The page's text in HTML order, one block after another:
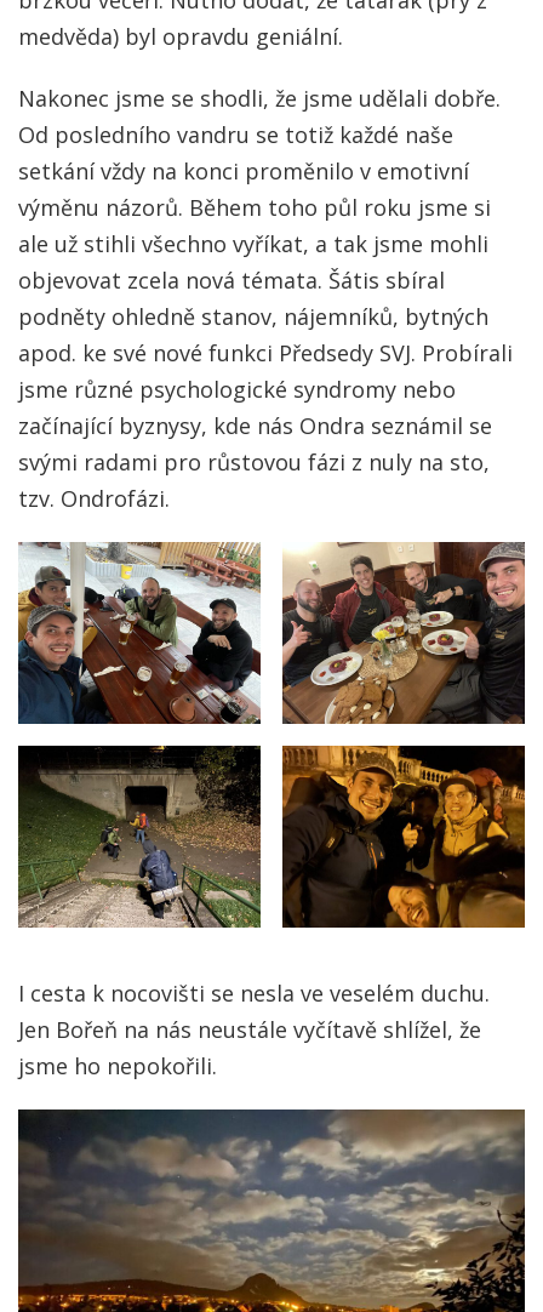
medvěda) byl opravdu geniální.
Nakonec jsme se shodli, že jsme udělali dobře.
Od posledního vandru se totiž každé naše
setkání vždy na konci proměnilo v emotivní
výměnu názorů. Během toho půl roku jsme si
ale už stihli všechno vyříkat, a tak jsme mohli
objevovat zcela nová témata. Šátis sbíral
podněty ohledně stanov, nájemníků, bytných
apod. ke své nové funkci Předsedy SVJ. Probírali
jsme různé psychologické syndromy nebo
začínající byznysy, kde nás Ondra seznámil se
svými radami pro růstovou fázi z nuly na sto,
tzv. Ondrofázi.
I cesta k nocovišti se nesla ve veselém duchu.
Jen Bořeň na nás neustále vyčítavě shlížel, že
jsme ho nepokořili.